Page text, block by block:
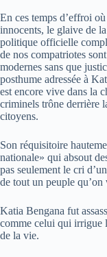
En ces temps d’effroi
innocents, le glaive de
politique officielle
de nos compatriotes
modernes sans que
posthume adressée à
est encore vive dans la
criminels trône derrière
citoyens.
Son réquisitoire
nationale» qui absout
pas seulement le cri
de tout un peuple qu’on
Katia Bengana fut
comme celui qui irrigue
de la vie.